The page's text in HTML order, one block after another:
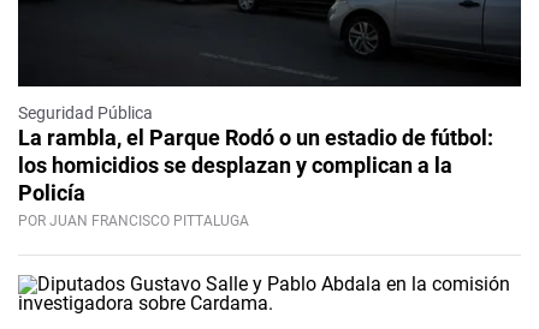
Seguridad Pública
La rambla, el Parque Rodó o un estadio de fútbol:
los homicidios se desplazan y complican a la
Policía
POR JUAN FRANCISCO PITTALUGA